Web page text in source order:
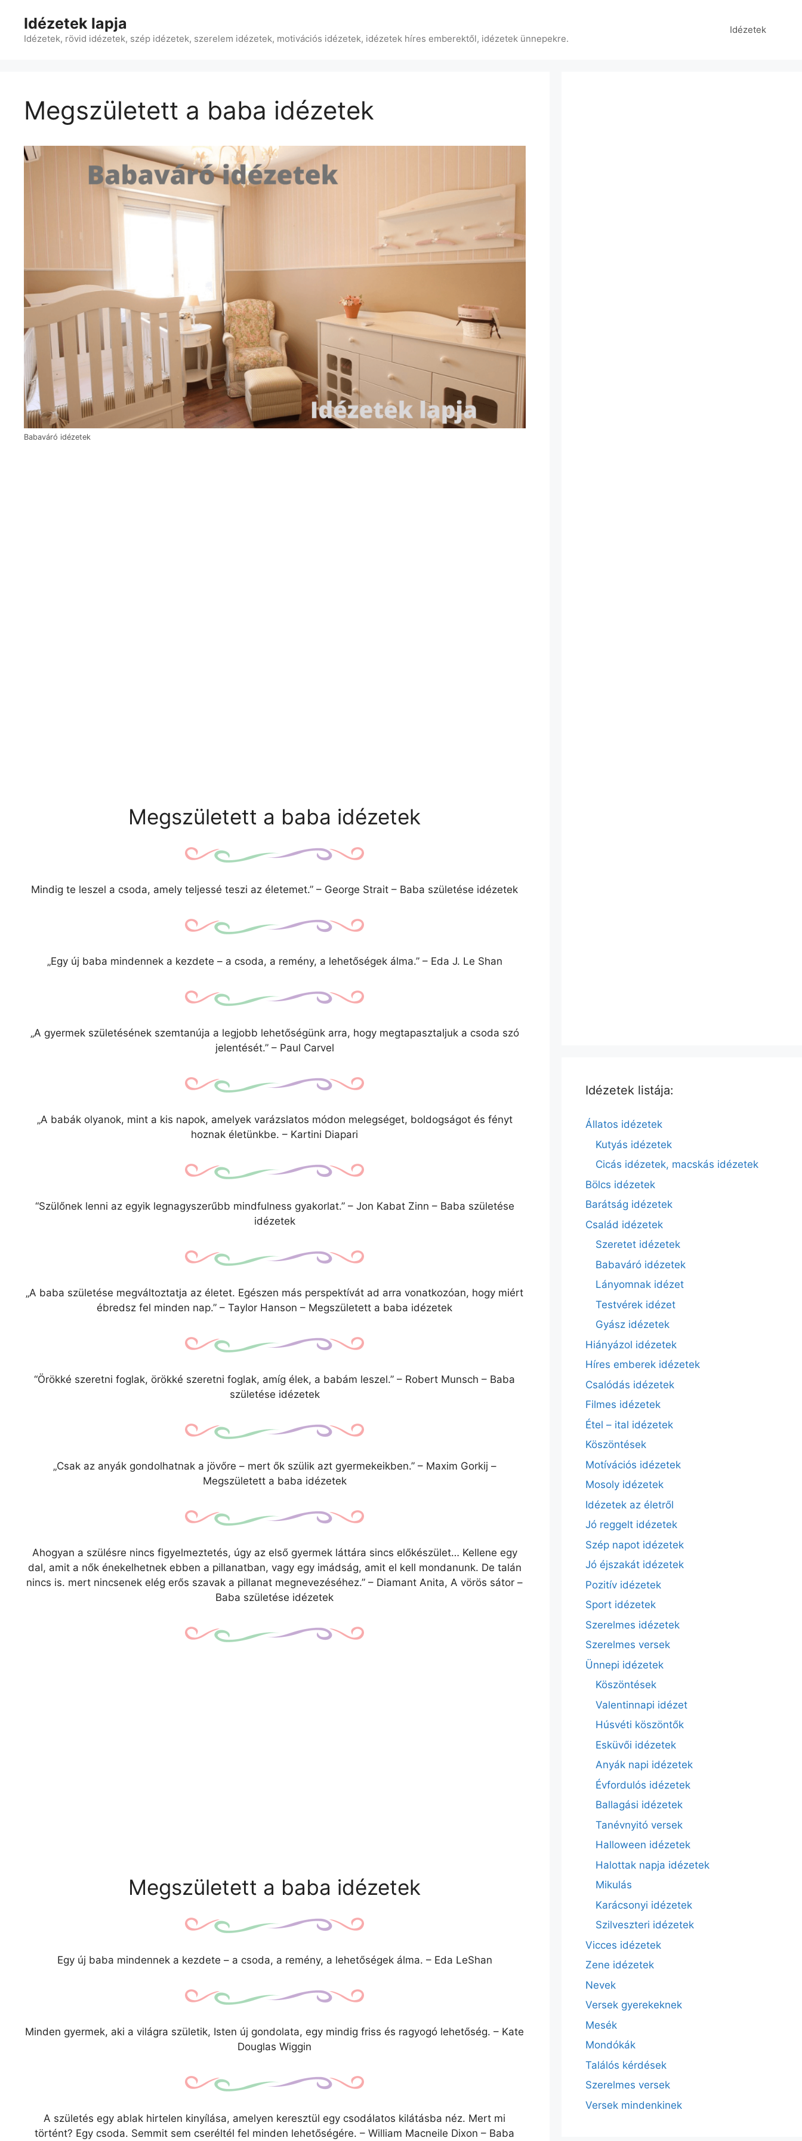
tartalomba
Idézetek lapja
Idézetek, rövid idézetek, szép idézetek, szerelem idézetek, motivációs idézetek, idézetek híres emberektől, idézetek ünnepekre.
Idézetek
Megszületett a baba idézetek
Babaváró idézetek
Megszületett a baba idézetek
Mindig te leszel a csoda, amely teljessé teszi az életemet.” – George Strait – Baba születése idézetek
„Egy új baba mindennek a kezdete – a csoda, a remény, a lehetőségek álma.” – Eda J. Le Shan
„A gyermek születésének szemtanúja a legjobb lehetőségünk arra, hogy megtapasztaljuk a csoda szó
jelentését.” – Paul Carvel
„A babák olyanok, mint a kis napok, amelyek varázslatos módon melegséget, boldogságot és fényt
hoznak életünkbe. – Kartini Diapari
“Szülőnek lenni az egyik legnagyszerűbb mindfulness gyakorlat.” – Jon Kabat Zinn – Baba születése
idézetek
„A baba születése megváltoztatja az életet. Egészen más perspektívát ad arra vonatkozóan, hogy miért
ébredsz fel minden nap.” – Taylor Hanson – Megszületett a baba idézetek
“Örökké szeretni foglak, örökké szeretni foglak, amíg élek, a babám leszel.” – Robert Munsch – Baba
születése idézetek
„Csak az anyák gondolhatnak a jövőre – mert ők szülik azt gyermekeikben.” – Maxim Gorkij –
Megszületett a baba idézetek
Ahogyan a szülésre nincs figyelmeztetés, úgy az első gyermek láttára sincs előkészület… Kellene egy
dal, amit a nők énekelhetnek ebben a pillanatban, vagy egy imádság, amit el kell mondanunk. De talán
nincs is. mert nincsenek elég erős szavak a pillanat megnevezéséhez.” – Diamant Anita, A vörös sátor –
Baba születése idézetek
Megszületett a baba idézetek
Egy új baba mindennek a kezdete – a csoda, a remény, a lehetőségek álma. – Eda LeShan
Minden gyermek, aki a világra születik, Isten új gondolata, egy mindig friss és ragyogó lehetőség. – Kate
Douglas Wiggin
A születés egy ablak hirtelen kinyílása, amelyen keresztül egy csodálatos kilátásba néz. Mert mi
történt? Egy csoda. Semmit sem cseréltél fel minden lehetőségére. – William Macneile Dixon – Baba
Idézetek listája:
Állatos idézetek
Kutyás idézetek
Cicás idézetek, macskás idézetek
Bölcs idézetek
Barátság idézetek
Család idézetek
Szeretet idézetek
Babaváró idézetek
Lányomnak idézet
Testvérek idézet
Gyász idézetek
Hiányázol idézetek
Híres emberek idézetek
Csalódás idézetek
Filmes idézetek
Étel – ital idézetek
Köszöntések
Motívációs idézetek
Mosoly idézetek
Idézetek az életről
Jó reggelt idézetek
Szép napot idézetek
Jó éjszakát idézetek
Pozitív idézetek
Sport idézetek
Szerelmes idézetek
Szerelmes versek
Ünnepi idézetek
Köszöntések
Valentinnapi idézet
Húsvéti köszöntők
Esküvői idézetek
Anyák napi idézetek
Évfordulós idézetek
Ballagási idézetek
Tanévnyitó versek
Halloween idézetek
Halottak napja idézetek
Mikulás
Karácsonyi idézetek
Szilveszteri idézetek
Vicces idézetek
Zene idézetek
Nevek
Versek gyerekeknek
Mesék
Mondókák
Találós kérdések
Szerelmes versek
Versek mindenkinek